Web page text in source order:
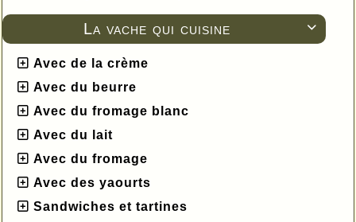

La vache qui cuisine
Avec de la crème
Avec du beurre
Avec du fromage blanc
Avec du lait
Avec du fromage
Avec des yaourts
Sandwiches et tartines